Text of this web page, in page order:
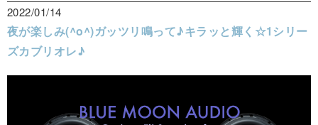
2022/01/14
夜が楽しみ(^o^)ガッツリ鳴って♪キラッと輝く☆1シリー
ズカブリオレ♪